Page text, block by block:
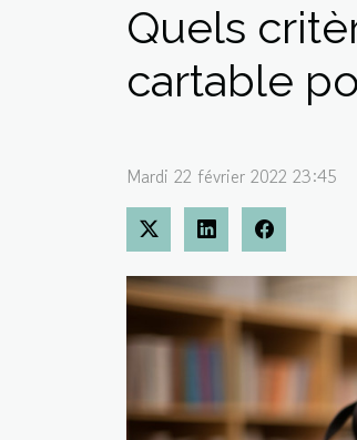
Quels
cartable
Mardi 22 février 2022 23:45